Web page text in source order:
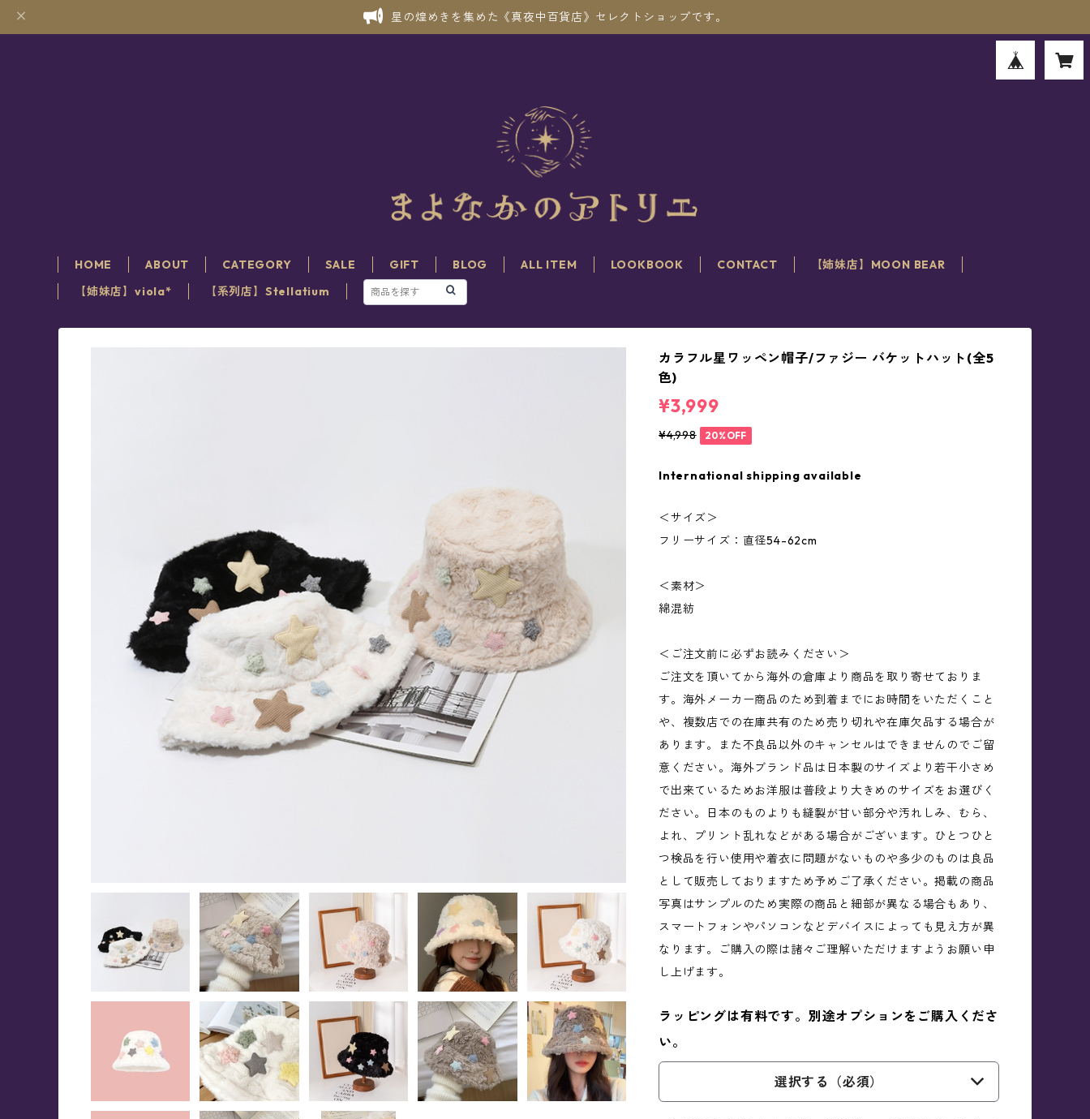
星の煌めきを集めた《真夜中百貨店》セレクトショップです。
HOME ABOUT CATEGORY SALE GIFT BLOG ALL ITEM LOOKBOOK CONTACT
【姉妹店】MOON BEAR
【姉妹店】viola*
【系列店】Stellatium
カラフル星ワッペン帽子/ファジー バケットハット(全5
色)
¥3,999
¥4,998 20%OFF
International shipping available
＜サイズ＞
フリーサイズ：直径54-62cm
＜素材＞
綿混紡
＜ご注文前に必ずお読みください＞
ご注文を頂いてから海外の倉庫より商品を取り寄せておりま
す。海外メーカー商品のため到着までにお時間をいただくこと
や、複数店での在庫共有のため売り切れや在庫欠品する場合が
あります。また不良品以外のキャンセルはできませんのでご留
意ください。海外ブランド品は日本製のサイズより若干小さめ
で出来ているためお洋服は普段より大きめのサイズをお選びく
ださい。日本のものよりも縫製が甘い部分や汚れしみ、むら、
よれ、プリント乱れなどがある場合がございます。ひとつひと
つ検品を行い使用や着衣に問題がないものや多少のものは良品
として販売しておりますため予めご了承ください。掲載の商品
写真はサンプルのため実際の商品と細部が異なる場合もあり、
スマートフォンやパソコンなどデバイスによっても見え方が異
なります。ご購入の際は諸々ご理解いただけますようお願い申
し上げます。
ラッピングは有料です。別途オプションをご購入くださ
い。
選択する（必須）